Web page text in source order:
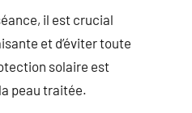
il est crucial
et d’éviter toute
solaire est
peau traitée.